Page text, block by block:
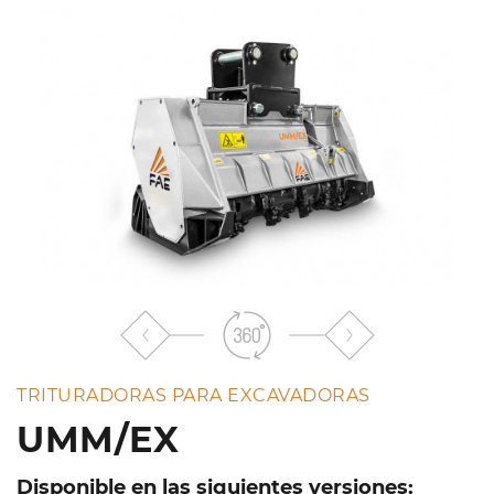
TRITURADORAS PARA EXCAVADORAS
UMM/EX
Disponible en las siguientes versiones: